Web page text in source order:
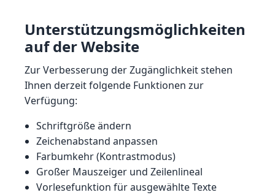
Unterstützungsmöglichkeiten
auf der Website
Zur Verbesserung der Zugänglichkeit stehen
Ihnen derzeit folgende Funktionen zur
Verfügung:
Schriftgröße ändern
Zeichenabstand anpassen
Farbumkehr (Kontrastmodus)
Großer Mauszeiger und Zeilenlineal
Vorlesefunktion für ausgewählte Texte